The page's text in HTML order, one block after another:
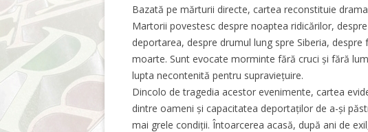
Bazată pe mărturii directe, cartea reconstituie
Martorii povestesc despre noaptea ridicărilor,
deportarea, despre drumul lung spre Siberia,
moarte. Sunt evocate morminte fără cruci și fără
lupta necontenită pentru supraviețuire.
Dincolo de tragedia acestor evenimente, cartea
dintre oameni și capacitatea deportaților de a-și
mai grele condiții. Întoarcerea acasă, după ani de